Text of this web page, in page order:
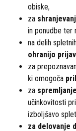
obiske,
za
in ponudbe ter
na delih
ohranijo
za
ki omogoča
za
učinkovitosti
izboljšavo
za delovanje